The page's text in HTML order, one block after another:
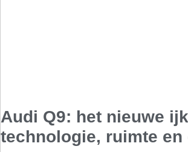
Audi Q9: het nieuwe
technologie, ruimte